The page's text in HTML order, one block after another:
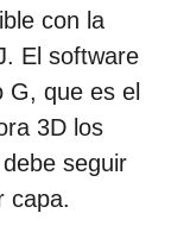
con la
El software
G, que es el
3D los
seguir
capa.